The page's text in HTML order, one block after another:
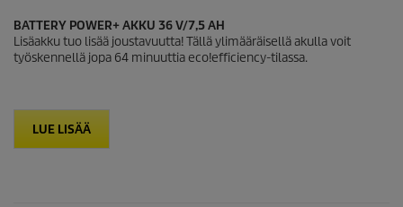
BATTERY POWER+ AKKU 36 V/7,5 AH
Lisäakku tuo lisää joustavuutta! Tällä ylimääräisellä akulla voit
työskennellä jopa 64 minuuttiaeco!efficiency-tilassa.
LUE LISÄÄ